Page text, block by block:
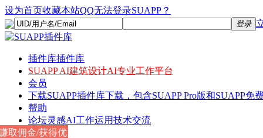
设为首页收藏本站QQ无法登录SUAPP？
登录
插件库插件库
SUAPP AI建筑设计AI专业工作平台
会员
下载SUAPP插件库下载，包含SUAPP Pro版和SUAPP免
帮助
论坛灵感AI工作运用技术交流
取佣金/获得优